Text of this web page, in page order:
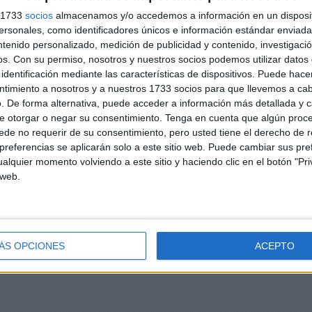
socios almacenamos y/o accedemos a información en un
como identificadores únicos e información estándar
personalizado, medición de publicidad y contenido,
Con su permiso, nosotros y nuestros socios podemos utilizar datos
mediante las características de dispositivos. Puede
a nosotros y a nuestros 1733 socios para que llevemos a
De forma alternativa, puede acceder a información más detallada y
otorgar o negar su consentimiento. Tenga en cuenta que algún
no requerir de su consentimiento, pero usted tiene el derecho de
se aplicarán solo a este sitio web. Puede cambiar sus
momento volviendo a este sitio y haciendo clic en el botón
OPCIONES ACEPTO
veraz, lo más completa posible, interesante, actual y de
a los lectores noticias comprobadas, y se abstiene de
entre sí.
entre personas de diferentes razas, géneros,
y promoción se siguen procedimientos y políticas de carácter
que propugnan la violencia para el cumplimiento de sus fines.
homófobas, difamatorias o de cualquier otra índole que